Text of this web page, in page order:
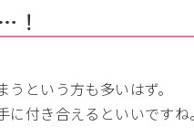
！
という方も多いはず。
付き合えるといいですね。